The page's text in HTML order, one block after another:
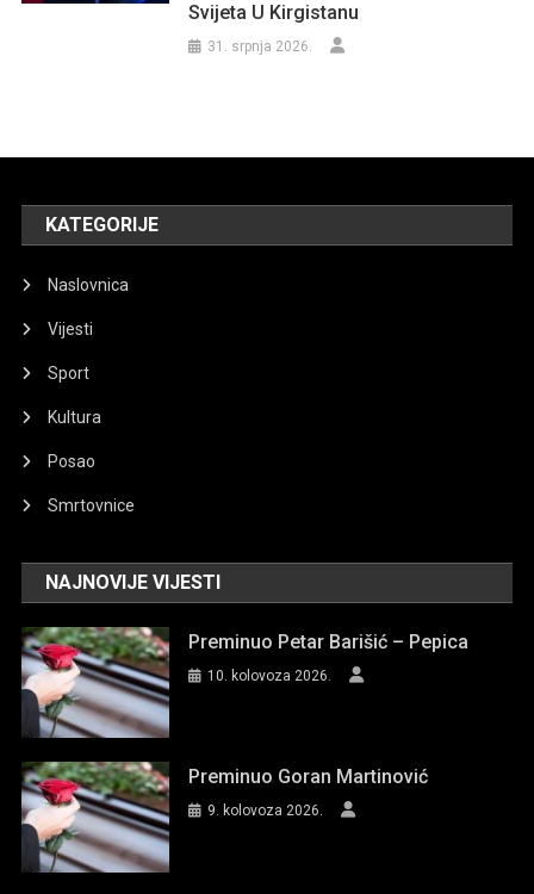
Svijeta U Kirgistanu
31. srpnja 2026.
KATEGORIJE
Naslovnica
Vijesti
Sport
Kultura
Posao
Smrtovnice
NAJNOVIJE VIJESTI
Preminuo Petar Barišić – Pepica
10. kolovoza 2026.
Preminuo Goran Martinović
9. kolovoza 2026.